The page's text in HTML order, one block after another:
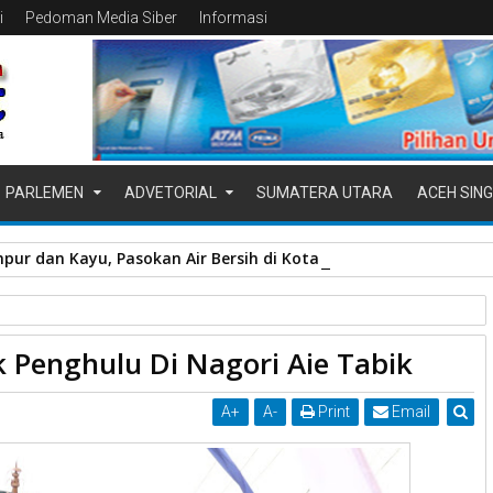
Pedoman Media Siber Informasi
PARLEMEN ADVETORIAL SUMATERA UTARA ACEH
dan Kayu, Pasokan Air Bersih di Kota Padang Terganggu
Pj Walikota
Penghulu Di Nagori Aie Tabik
A+ A- Print Email